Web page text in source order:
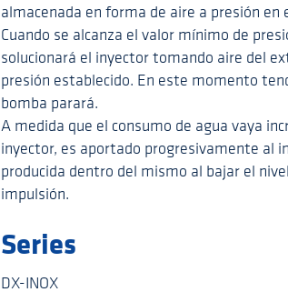
almacenada en forma de aire a presión
Cuando se alcanza el valor mínimo de
solucionará el inyector tomando aire del
presión establecido. En este momento
bomba parará.
A medida que el consumo de agua vaya
inyector, es aportado progresivamente al
producida dentro del mismo al bajar el
impulsión.
Series
DX-INOX